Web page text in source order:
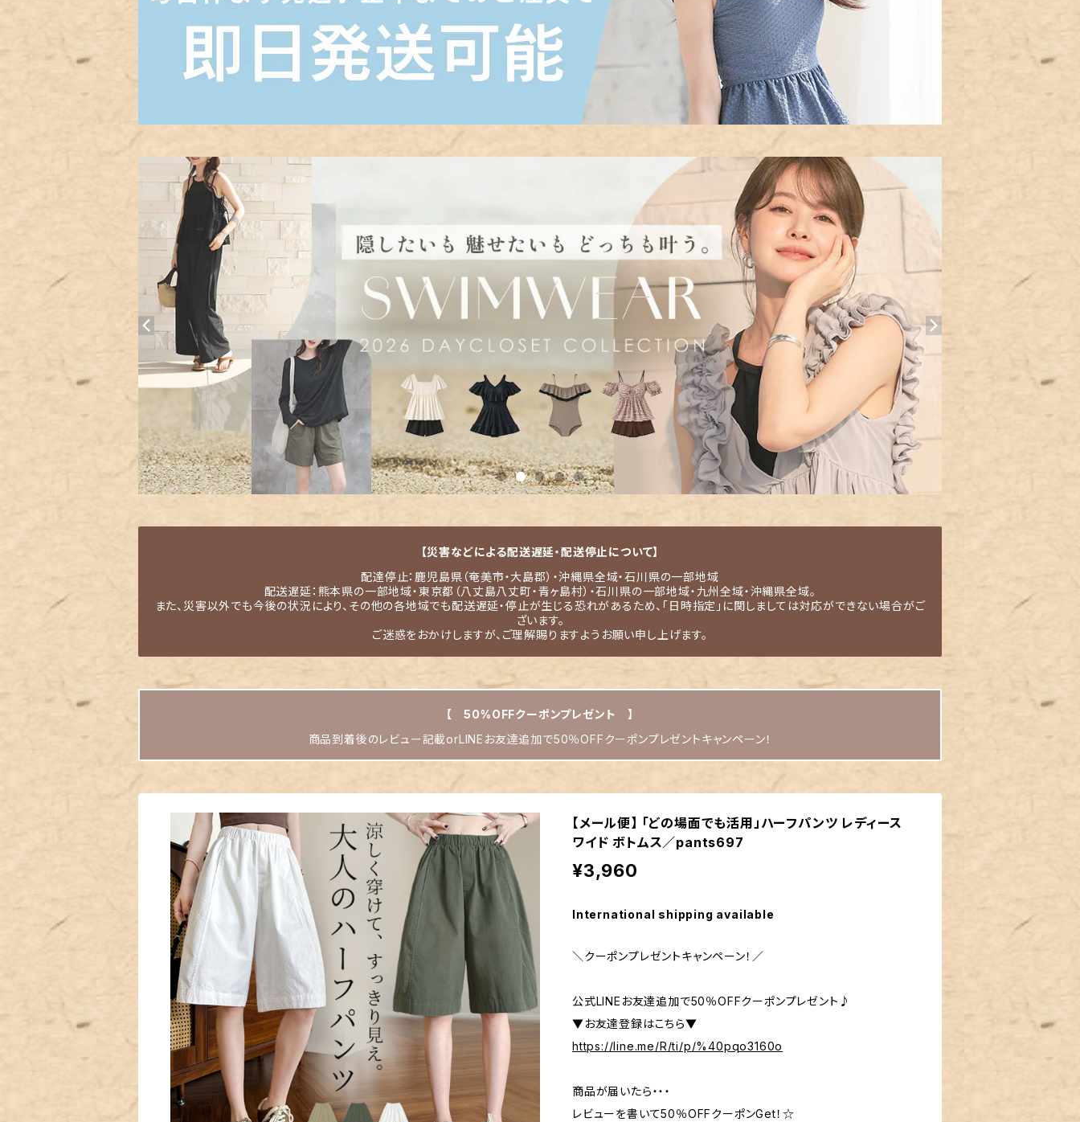
【災害などによる配送遅延・配送停止について】
配達停止：鹿児島県（奄美市・大島郡）・沖縄県全域・石川県の一部地域
配送遅延：熊本県の一部地域・東京都（八丈島八丈町・青ヶ島村）・石川県の一部地域・九州全域・沖縄県全域。
また、災害以外でも今後の状況により、その他の各地域でも配送遅延・停止が生じる恐れがあるため、「日時指定」に関しましては対応ができない場合がご
ざいます。
ご迷惑をおかけしますが、ご理解賜りますようお願い申し上げます。
【 50%OFFクーポンプレゼント 】
商品到着後のレビュー記載orLINEお友達追加で50％OFFクーポンプレゼントキャンペーン！
【メール便】 「どの場面でも活用」ハーフパンツ レディース
ワイド ボトムス／pants697
¥3,960
International shipping available
＼クーポンプレゼントキャンペーン！／
公式LINEお友達追加で50％OFFクーポンプレゼント♪
▼お友達登録はこちら▼
https://line.me/R/ti/p/%40pqo3160o
商品が届いたら・・・
レビューを書いて50％OFFクーポンGet！☆